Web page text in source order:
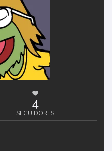
4
SEGUIDORES